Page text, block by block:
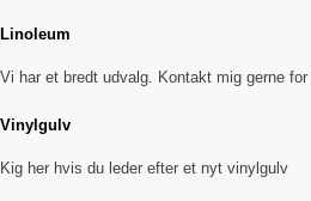
Linoleum
Vi har et bredt udvalg. Kontakt mig gerne
Vinylgulv
Kig her hvis du leder efter et nyt vinylgulv